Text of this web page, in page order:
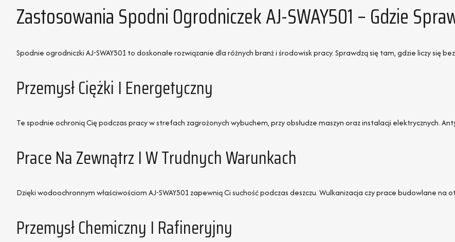
Zastosowania Spodni Ogrodniczek AJ-SWAY501 – Gdzie
Spodnie ogrodniczki AJ-SWAY501 to doskonałe rozwiązanie dla różnych branż i środowisk pracy. Sprawdzą się tam, gdzie liczy się
Przemysł Ciężki I Energetyczny
Te spodnie ochronią Cię podczas pracy w strefach zagrożonych wybuchem, przy obsłudze maszyn oraz instalacji elektrycznych.
Prace Na Zewnątrz I W Trudnych Warunkach
Dzięki wodoochronnym właściwościom AJ-SWAY501 zapewnią Ci suchość podczas deszczu. Wulkanizacja czy prace budowlane
Przemysł Chemiczny I Rafineryjny